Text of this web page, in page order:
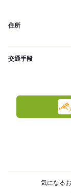
住所
交通手段
気になる